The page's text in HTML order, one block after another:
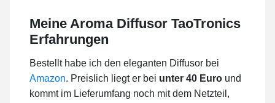
Meine Aroma Diffusor TaoTronics
Erfahrungen
Bestellt habe ich den eleganten Diffusor bei
Amazon. Preislich liegt er bei unter 40 Euro und
kommt im Lieferumfang noch mit dem Netzteil,